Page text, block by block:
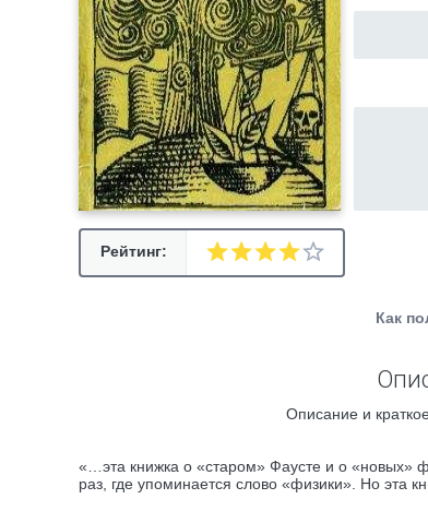
Рейтинг:
Как
Описание и
«…эта книжка о «старом» Фаусте и о «новых»
раз, где упоминается слово «физики». Но эта